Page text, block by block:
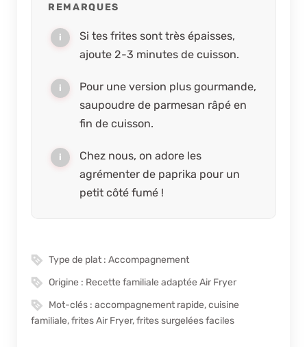
REMARQUES
Si tes frites sont très épaisses,
ajoute 2-3 minutes de cuisson.
Pour une version plus gourmande,
saupoudre de parmesan râpé en
fin de cuisson.
Chez nous, on adore les
agrémenter de paprika pour un
petit côté fumé !
Type de plat :Accompagnement
Origine : Recette familiale adaptée Air Fryer
Mot-clés :accompagnement rapide, cuisine
familiale, frites Air Fryer, frites surgelées faciles